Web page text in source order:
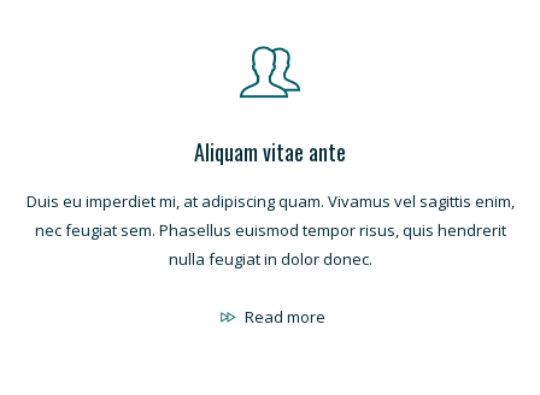
Aliquam vitae ante
Duis eu imperdiet mi, at adipiscing quam. Vivamus vel sagittis enim,
nec feugiat sem. Phasellus euismod tempor risus, quis hendrerit
nulla feugiat in dolor donec.
Read more